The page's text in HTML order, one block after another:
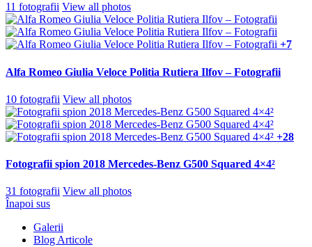
11 fotografii View all photos
+7
Alfa Romeo Giulia Veloce Politia Rutiera Ilfov – Fotografii
10 fotografii View all photos
+28
Fotografii spion 2018 Mercedes-Benz G500 Squared 4×4²
31 fotografii View all photos
Înapoi sus
Galerii
Blog Articole